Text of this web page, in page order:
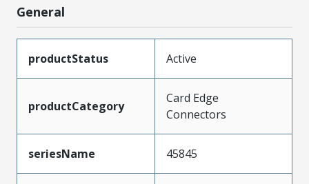
General
productStatus Active
productCategory
Card Edge
Connectors
seriesName 45845